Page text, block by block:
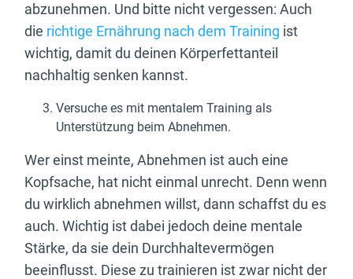
abzunehmen. Und bitte nicht vergessen: Auch
die richtige Ernährung nach dem Training ist
wichtig, damit du deinen Körperfettanteil
nachhaltig senken kannst.
Versuche es mit mentalem Training als
Unterstützung beim Abnehmen.
Wer einst meinte, Abnehmen ist auch eine
Kopfsache, hat nicht einmal unrecht. Denn wenn
du wirklich abnehmen willst, dann schaffst du es
auch. Wichtig ist dabei jedoch deine mentale
Stärke, da sie dein Durchhaltevermögen
beeinflusst. Diese zu trainieren ist zwar nicht der